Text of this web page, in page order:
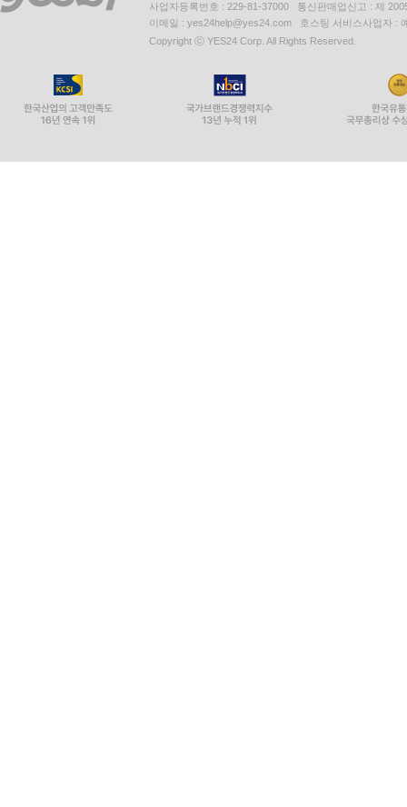
사업자등록번호 : 229-81-37000 통신판매업신고 : 제
이메일 : yes24help@yes24.com 호스팅 서비스사업자 :
Copyright ⓒ YES24 Corp. All Rights Reserved.